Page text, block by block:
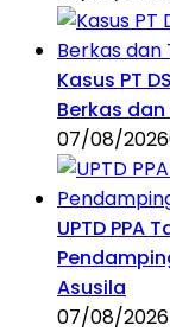
Kasus PT
Berkas
07/08/2026
UPTD PPA
Asusila
07/08/2026